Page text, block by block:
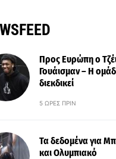
Προς Ευρώπη ο
Γουάισμαν – Η
διεκδικεί
5 ΏΡΕΣ ΠΡΙΝ
Τα δεδομένα για
και Ολυμπιακό